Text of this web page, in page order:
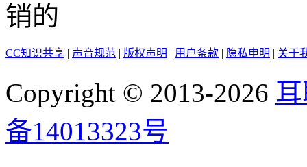
销的
CC知识共享 | 声音规范 | 版权声明 | 用户条款 | 隐私申明 | 关于
Copyright © 2013-2026
备14013323号